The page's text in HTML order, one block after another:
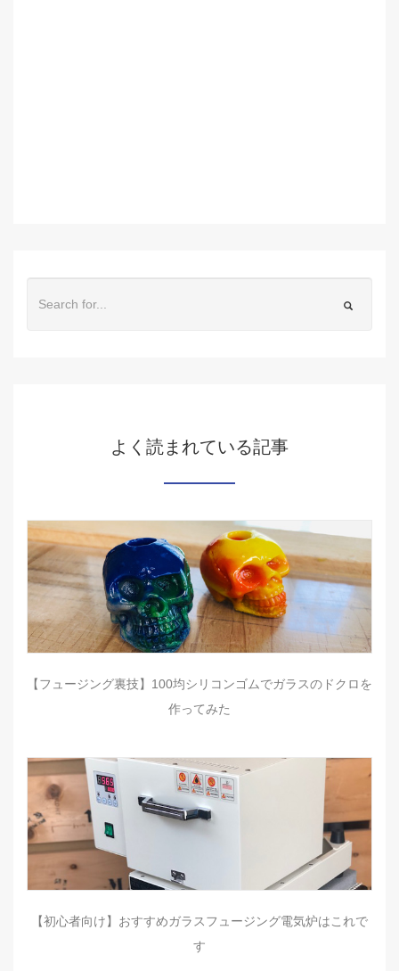
よく読まれている記事
【フュージング裏技】100均シリコンゴムでガラスのドクロを
作ってみた
【初心者向け】おすすめガラスフュージング電気炉はこれで
す